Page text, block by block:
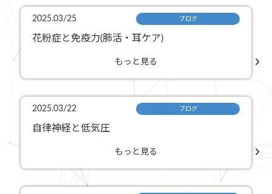
2025.03/25 ブログ
花粉症と免疫力(肺活・耳ケア)
もっと見る
2025.03/22 ブログ
自律神経と低気圧
もっと見る